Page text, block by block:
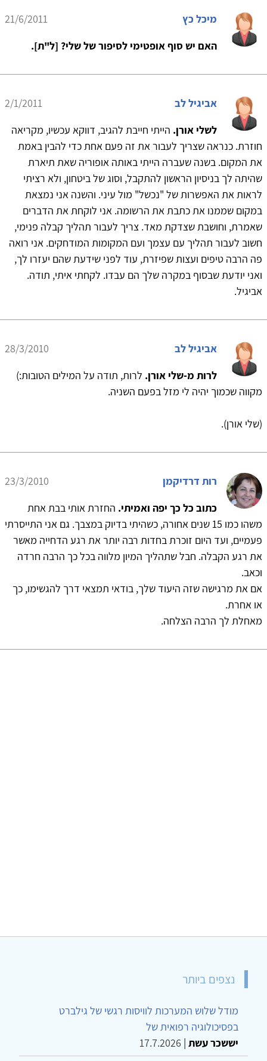
מיכל כץ
21/6/2011
האם יש סוף אופטימי לסיפור של שלי? [ל"ת].
אביגיל לב
2/1/2011
לשלי אורן. הייתי חייבת להגיב, דווקא עכשיו, מקריאה
חוזרת. כנראה שצריך לעבור את זה פעם אחת כדי להבין באמת
את המקום. בשנה שעברה הייתי באותה אופוריה שאת תיארת
שהיתה לך בניסיון הראשון להתקבל, וסוג של ביטחון, ולא רציתי
לראות את האפשרות של "נכשל" מול עיני. והשנה אני נמצאת
במקום שממנו את כתבת את הרשומה. אני לוקחת את הדברים
שאמרת, וחושבת שצדקת מאד. צריך לעבור תהליך קבלה פנימי,
חשוב לעבור תהליך עם עצמך ועם המקומות המודחקים. אני רואה
פה הרבה טיפים ועצות שפיזרת, עוד לפני שידעת שהם יעזרו לך,
ואני יודעת שבסוף במקרה שלך הם עבדו. לקחתי איתי, תודה.
אביגיל.
אביגיל לב
28/3/2010
לרות מ-שלי אורן. לרות, תודה על המילים הטובות:)
מקווה שכמוך יהיה לי מזל בפעם השניה.
(שלי אורן).
רות דרדיקמן
23/3/2010
כתוב כל כך יפה ואמיתי. החזרת אותי בבת אחת
משהו כמו 15 שנים אחורה, כשהיתי בדיוק במצבך. גם אני התייסרתי
פעמיים, ועד היום זוכרת בחדות רבה יותר את רגע הדחייה מאשר
את רגע הקבלה. חבל שתהליך המיון מלווה בכל כך הרבה חרדה
וכאב.
אם את מרגישה שזה היעוד שלך, בודאי תמצאי דרך להגשימו, כך
או אחרת.
מאחלת לך הרבה הצלחה.
נצפים ביותר
מודל שלוש המערכות לוויסות רגשי של גילברט
בפסיכולוגיה רפואית של
יששכר עשת |
17.7.2026